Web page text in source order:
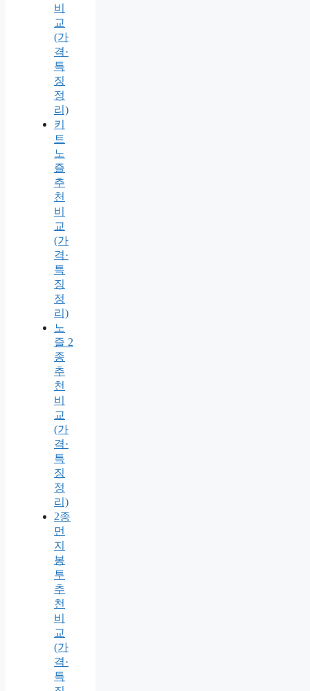
비
교
(가
격·
특
징
정
리)
키
트
노
즐
추
천
비
교
(가
격·
특
징
정
리)
노
즐 2
종
추
천
비
교
(가
격·
특
징
정
리)
2종
먼
지
봉
투
추
천
비
교
(가
격·
특